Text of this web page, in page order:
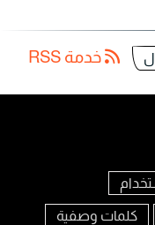
خدمة RSS
كلمات وصفية